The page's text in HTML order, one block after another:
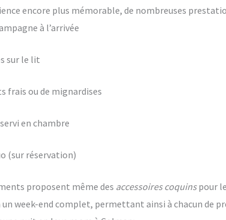
encore plus mémorable, de nombreuses
à l’arrivée
sur le lit
frais ou de mignardises
en chambre
(sur réservation)
proposent même des accessoires coquinspour
un week-end complet, permettant ainsi à chacun de